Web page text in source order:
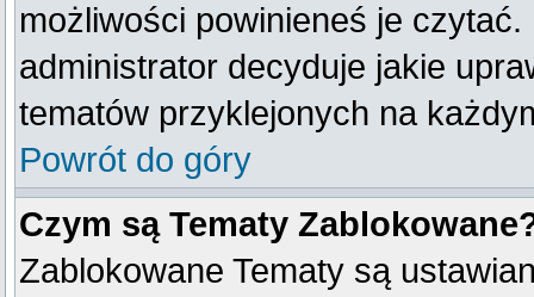
możliwości powinieneś je czytać.
administrator decyduje jakie
tematów przyklejonych na
Powrót do góry
Czym są Tematy
Zablokowane Tematy są